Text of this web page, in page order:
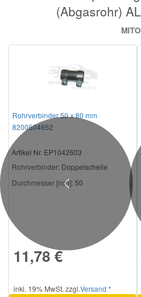
(Abgasrohr)
MITO
Rohrverbinder 50 x 80 mm
8200504652
Artikel Nr. EP1042603
Rohrverbinder: Doppelschelle
Durchmesser [mm]: 50
11,78 €
inkl. 19% MwSt. zzgl.Versand *
Previous